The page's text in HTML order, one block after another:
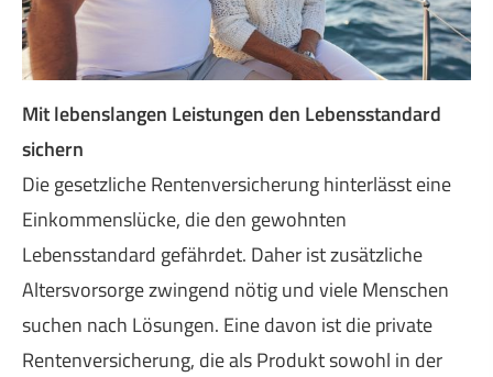
Mit lebenslangen Leistungen den Lebensstandard
sichern
Die gesetzliche Rentenversicherung hinterlässt eine
Einkommenslücke, die den gewohnten
Lebensstandard gefährdet. Daher ist zusätzliche
Alters­vorsorge zwingend nötig und viele Menschen
suchen nach Lösungen. Eine davon ist die private
Rentenversicherung, die als Produkt sowohl in der